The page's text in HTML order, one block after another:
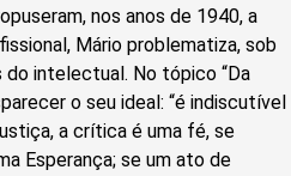
nos anos de 1940, a
Mário problematiza, sob
do intelec­tual. No tópico “Da
o seu ideal: “é indiscutível
a crítica é uma fé, se
Esperança; se um ato de